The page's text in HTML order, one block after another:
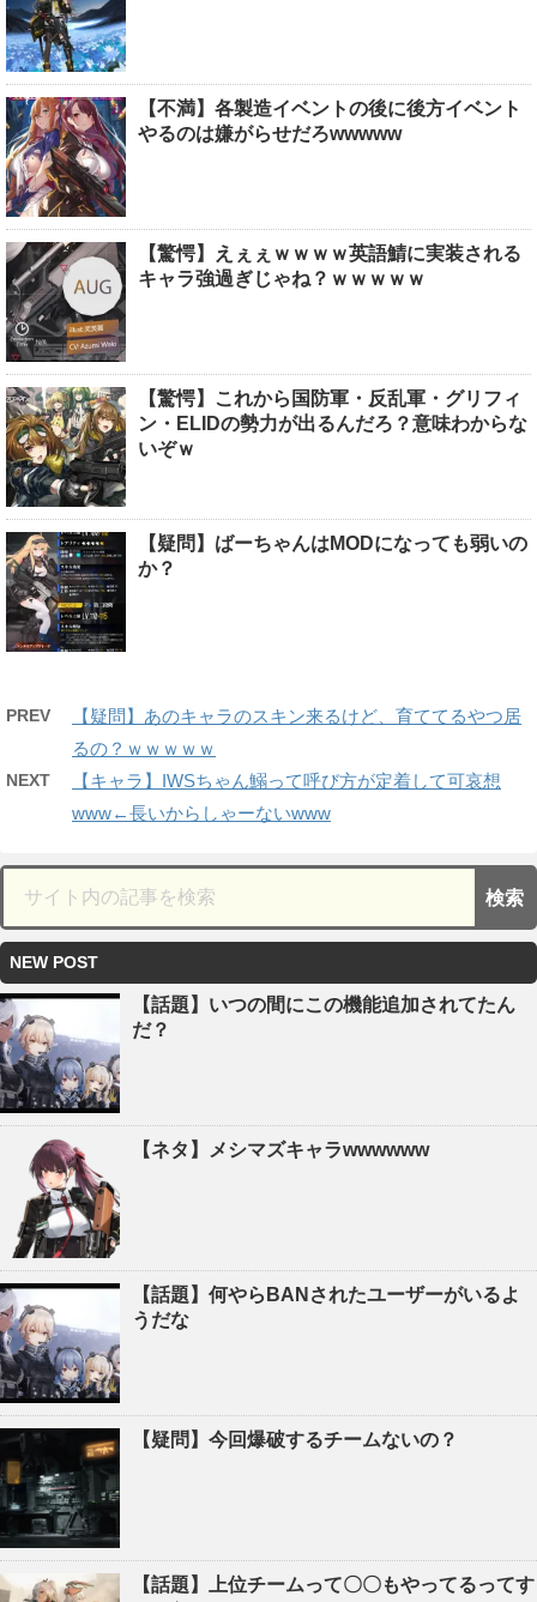
【不満】各製造イベントの後に後方イベント
やるのは嫌がらせだろwwwww
【驚愕】えぇぇｗｗｗｗ英語鯖に実装される
キャラ強過ぎじゃね？ｗｗｗｗｗ
【驚愕】これから国防軍・反乱軍・グリフィ
ン・ELIDの勢力が出るんだろ？意味わからな
いぞｗ
【疑問】ばーちゃんはMODになっても弱いの
か？
PREV
【疑問】あのキャラのスキン来るけど、育ててるやつ居
るの？ｗｗｗｗｗ
NEXT
【キャラ】IWSちゃん鰯って呼び方が定着して可哀想
www←長いからしゃーないwww
NEW POST
【話題】いつの間にこの機能追加されてたん
だ？
【ネタ】メシマズキャラwwwwww
【話題】何やらBANされたユーザーがいるよ
うだな
【疑問】今回爆破するチームないの？
【話題】上位チームって〇〇もやってるってす